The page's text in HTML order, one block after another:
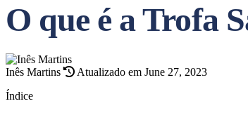
O que é a Trofa
Inês Martins
Atualizado em June 27, 2023
Índice